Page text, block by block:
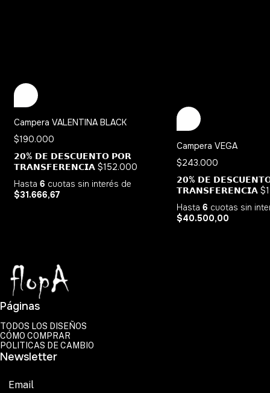
Campera VALENTINA BLACK
$190.000
𝟮𝟬% 𝗗𝗘 𝗗𝗘𝗦𝗖𝗨𝗘𝗡𝗧𝗢 𝗣𝗢𝗥
𝗧𝗥𝗔𝗡𝗦𝗙𝗘𝗥𝗘𝗡𝗖𝗜𝗔 $152.000
Hasta 6 cuotas sin interés de
$31.666,67
Campera VEGA
$243.000
𝟮𝟬% 𝗗𝗘
𝗧𝗥𝗔𝗡𝗦𝗙𝗘𝗥𝗘𝗡𝗖𝗜𝗔
Hasta6 cuotas sin
$40.500,00
Páginas
TODOS LOS DISEÑOS
CÓMO COMPRAR
POLITICAS DE CAMBIO
Newsletter